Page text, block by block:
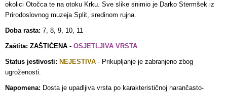
okolici Otočca te na otoku Krku. Sve slike snimio je Darko Stermšek iz
Prirodoslovnog muzeja Split, sredinom rujna.
Doba rasta: 7, 8, 9, 10, 11
Zaštita: ZAŠTIĆENA - OSJETLJIVA VRSTA
Status jestivosti: NEJESTIVA - Prikupljanje je zabranjeno zbog
ugroženosti.
Napomena: Dosta je upadljiva vrsta po karakterističnoj narančasto-